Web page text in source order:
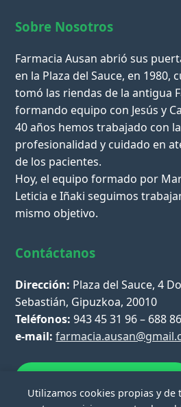
Sobre Nosotros
Farmacia Ausan abrió sus
en la Plaza del Sauce, en 1980,
tomó las riendas de la antigua
formando equipo con Jesús y
40 años hemos trabajado con
profesionalidad y cuidado en
de los pacientes.
Hoy, el equipo formado por
Leticia e Iñaki seguimos
mismo objetivo.
Contáctanos
Dirección: Plaza del Sauce, 4
Sebastián, Gipuzkoa, 20010
Teléfonos: 943 45 31 96 – 688
e-mail:
Utilizamos cookies propias y de